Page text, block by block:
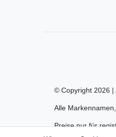
© Copyright 2026 |
Alle
Preise nur für